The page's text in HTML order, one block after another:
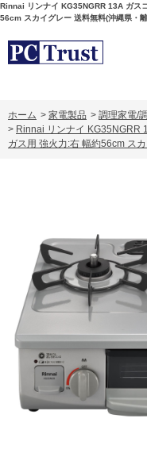
Rinnai リンナイ KG35NGRR 13A ガス
56cm スカイグレー 送料無料(沖縄県・
ホーム > 家電製品 > 調理家電/
> Rinnai リンナイ KG35NGRR
ガス用 強火力:右 幅約56cm ス